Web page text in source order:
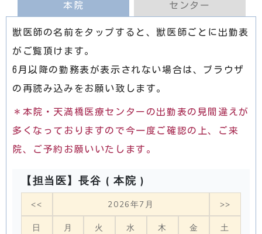
本院
センター
獣医師の名前をタップすると、獣医師ごとに出勤表
がご覧頂けます。
6月以降の勤務表が表示されない場合は、ブラウザ
の再読み込みをお願い致します。
＊本院・天満橋医療センターの出勤表の見間違えが
多くなっておりますので今一度ご確認の上、ご来
院、ご予約お願いいたします。
【担当医】長谷 ( 本院 )
<< 2026年7月 >>
日 月 火 水 木 金
土